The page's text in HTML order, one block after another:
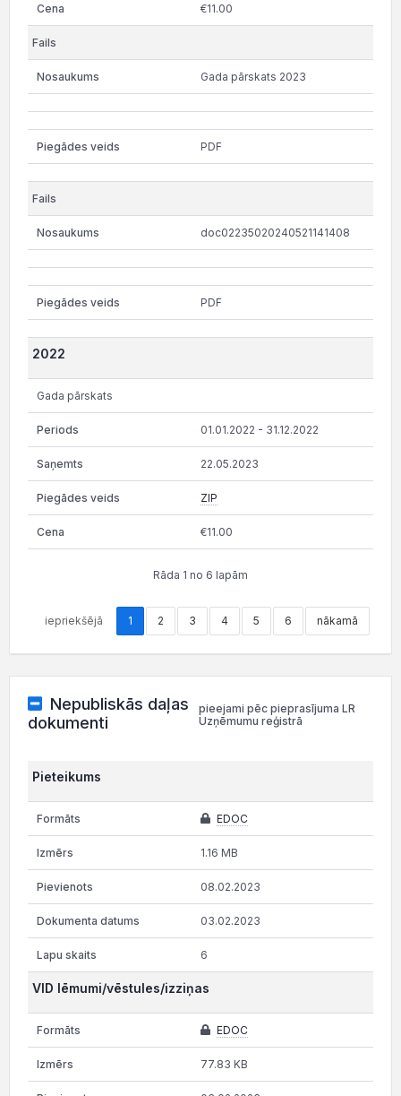
€11.00
Gada pārskats 2023
PDF
doc02235020240521141408
PDF
2022
Gada pārskats
01.01.2022 - 31.12.2022
22.05.2023
ZIP
€11.00
Rāda 1 no 6 lapām
iepriekšējā 1 2 3 4 5 6 nākamā
Nepubliskās daļas
dokumenti
pieejami pēc pieprasījuma LR
Uzņēmumu reģistrā
Pieteikums
EDOC
1.16 MB
08.02.2023
03.02.2023
6
VID lēmumi/vēstules/izziņas
EDOC
77.83 KB